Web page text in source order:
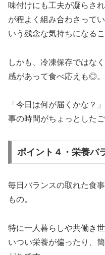
味付けにも工夫が凝らさ
が程よく組み合わさって
いう残念な気持ちになる
しかも、冷凍保存ではな
感があって食べ応えも◎。
「今日は何が届くかな？
事の時間がちょっとした
ポイント４・栄養バ
毎日バランスの取れた食
もの。
特に一人暮らしや共働き
いつい栄養が偏ったり、